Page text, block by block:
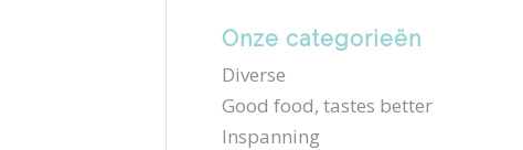
Onze categorieën
Diverse
Good food, tastes better
Inspanning